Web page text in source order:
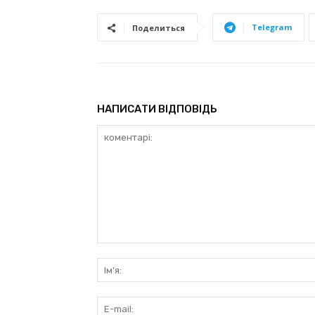
Поделиться Telegram
НАПИСАТИ ВІДПОВІДЬ